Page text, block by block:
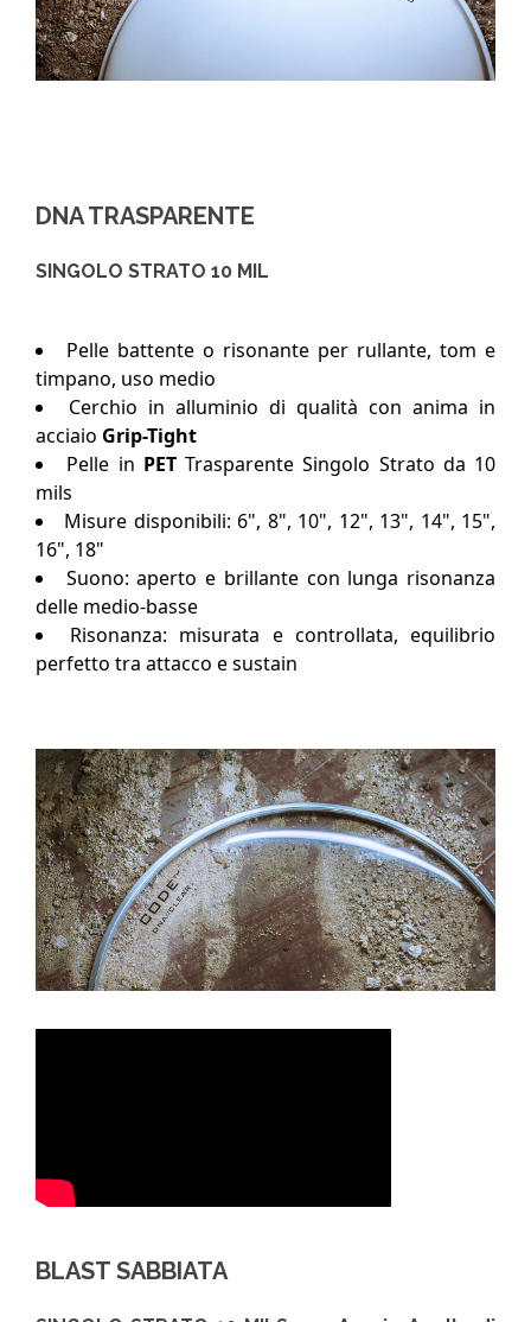
DNA TRASPARENTE
SINGOLO STRATO 10 MIL
Pelle battente o risonante per rullante, tom e
timpano, uso medio
Cerchio in alluminio di qualità con anima in
acciaio Grip-Tight
Pelle in PETTrasparente Singolo Strato da 10
mils
Misure disponibili: 6", 8", 10", 12", 13", 14", 15",
16", 18"
Suono: aperto e brillante con lunga risonanza
delle medio-basse
Risonanza: misurata e controllata, equilibrio
perfetto tra attacco e sustain
BLAST SABBIATA